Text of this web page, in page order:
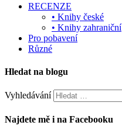
RECENZE
• Knihy české
• Knihy zahraniční
Pro pobavení
Různé
Hledat na blogu
Vyhledávání
Najdete mě i na Facebooku